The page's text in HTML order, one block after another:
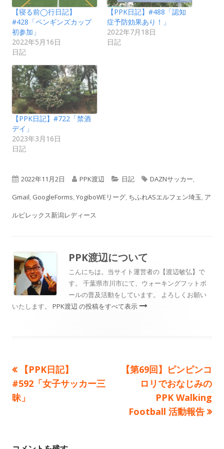
【寝る前◯行日記】
#428「ペンギンズカップ
初参加」
2022年5月16日
日記
【PPK日記】#488「認知
症予防効果あり！」
2022年7月18日
日記
【PPK日記】#722「禁酒
デイ」
2023年3月16日
日記
公
開
日
2022年11月2日
作
成
者
PPK渡辺
カ
テ
日記
タ
グ
DAZNサッカー,
Gmail, GoogleForms,YogiboWEリーグ, ちふれASエルフェン埼玉, ア
ルビレックス新潟レディース
PPK渡辺について
こんにちは。当サイト運営者の【渡辺敏弘】で
す。 千葉県市川市にて、ウォーキングフットボ
ールの普及活動をしています。 よろしくお願い
いたします。 PPK渡辺 の投稿をすべて表示
投
稿
前
の
記
【PPK日記】
#592「女子サッカー三
昧」
次
事:
【第69回】ピンピンコ
ロリでおなじみの
PPK Walking
Football 活動報告